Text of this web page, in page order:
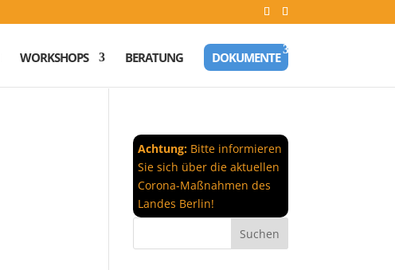
WORKSHOPS BERATUNG DOKUMENTE
Achtung: Bitte informieren
Sie sich über die aktuellen
Corona-Maßnahmen des
Landes Berlin!